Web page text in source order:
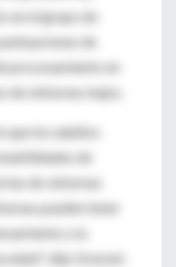
en el grupo de
de
procesamiento en
de síntomas bajos.
que los adultos
de
de síntomas
pueden tener
y la
edad", dijo Grasset.